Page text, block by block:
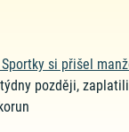
si přišel
později,